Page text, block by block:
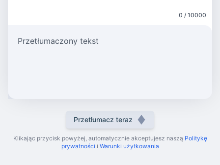
0 / 10000
Przetłumaczony tekst
Przetłumacz teraz
Klikając przycisk powyżej, automatycznie akceptujesz naszą Politykę
prywatności i Warunki użytkowania